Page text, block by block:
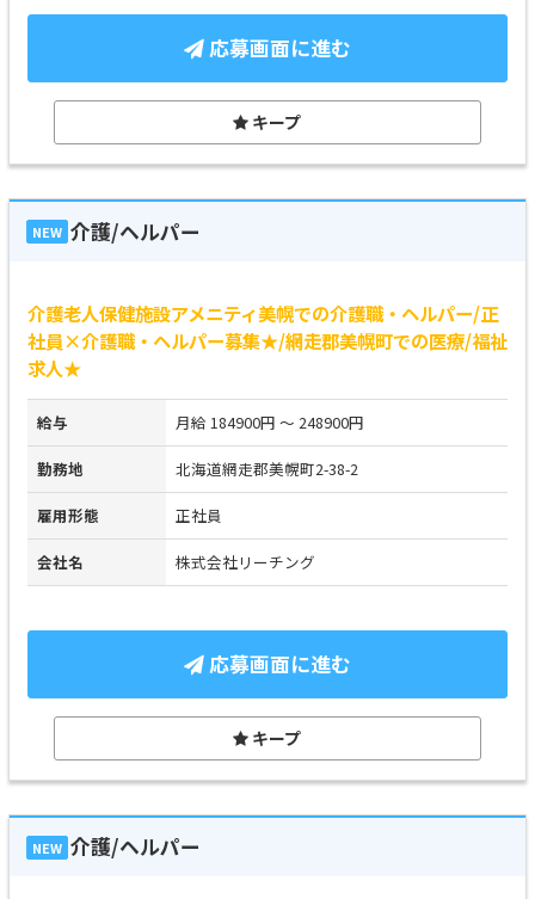
応募画面に進む
キープ
NEW 介護/ヘルパー
介護老人保健施設アメニティ美幌での介護職・ヘルパー/正
社員×介護職・ヘルパー募集★/網走郡美幌町での医療/福祉
求人★
給与 月給 184900円 ～ 248900円
勤務地 北海道網走郡美幌町2-38-2
雇用形態 正社員
会社名 株式会社リーチング
応募画面に進む
キープ
NEW 介護/ヘルパー